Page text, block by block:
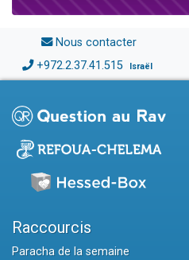
Nous contacter
+972.2.37.41.515 Israël
Raccourcis
Paracha de la semaine